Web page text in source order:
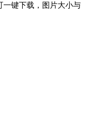
一键下载，图片大小与